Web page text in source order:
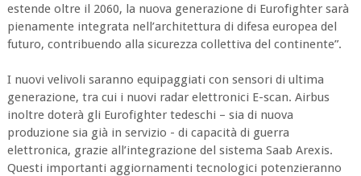
estende oltre il 2060, la nuova generazione di Eurofighter sarà
pienamente integrata nell’architettura di difesa europea del
futuro, contribuendo alla sicurezza collettiva del continente”.
I nuovi velivoli saranno equipaggiati con sensori di ultima
generazione, tra cui i nuovi radar elettronici E-scan. Airbus
inoltre doterà gli Eurofighter tedeschi – sia di nuova
produzione sia già in servizio - di capacità di guerra
elettronica, grazie all’integrazione del sistema Saab Arexis.
Questi importanti aggiornamenti tecnologici potenzieranno